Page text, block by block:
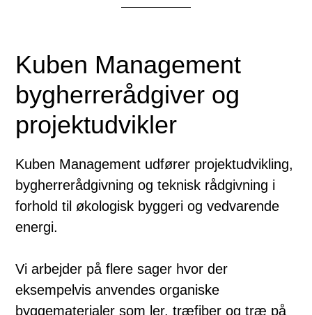
Kuben Management
bygherrerådgiver og
projektudvikler
Kuben Management udfører projektudvikling,
bygherrerådgivning og teknisk rådgivning i
forhold til økologisk byggeri og vedvarende
energi.
Vi arbejder på flere sager hvor der
eksempelvis anvendes organiske
byggematerialer som ler, træfiber og træ på